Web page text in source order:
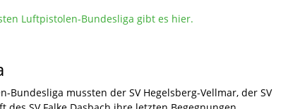
Luftpistolen-Bundesliga gibt es hier.
mussten der SV Hegelsberg-Vellmar, der SV